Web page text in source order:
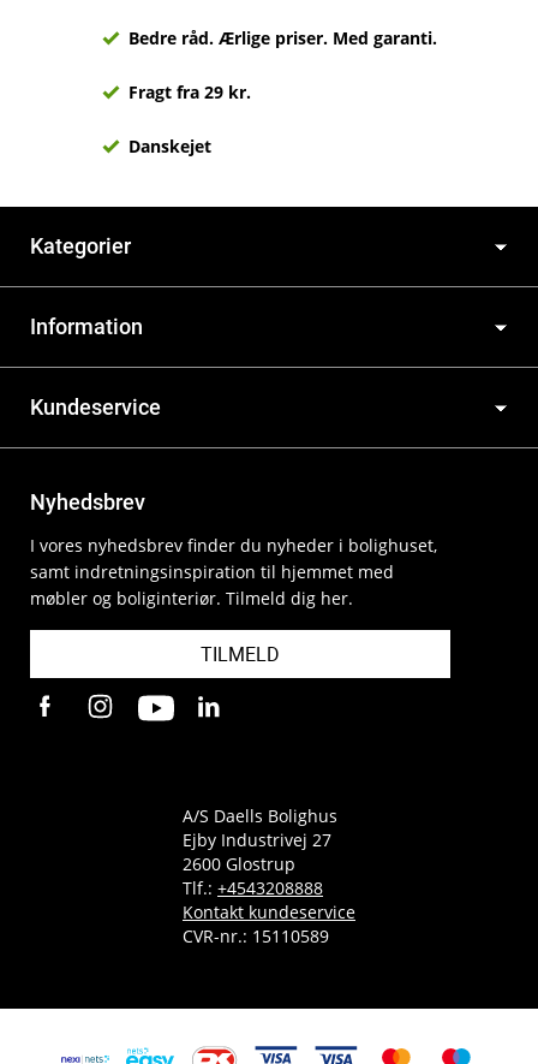
Bedre råd. Ærlige priser. Med garanti.
Fragt fra 29 kr.
Danskejet
Kategorier
Information
Kundeservice
Nyhedsbrev
I vores nyhedsbrev finder du nyheder i bolighuset,
samt indretningsinspiration til hjemmet med
møbler og boliginteriør. Tilmeld dig her.
TILMELD
A/S Daells Bolighus
Ejby Industrivej 27
2600 Glostrup
Tlf.: +4543208888
Kontakt kundeservice
CVR-nr.: 15110589